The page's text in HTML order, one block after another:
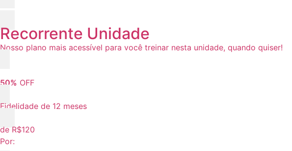
Recorrente Unidade
Nosso plano mais acessível para você treinar nesta unidade, quando quiser!
50% OFF
Fidelidade de 12 meses
de R$120
Por: